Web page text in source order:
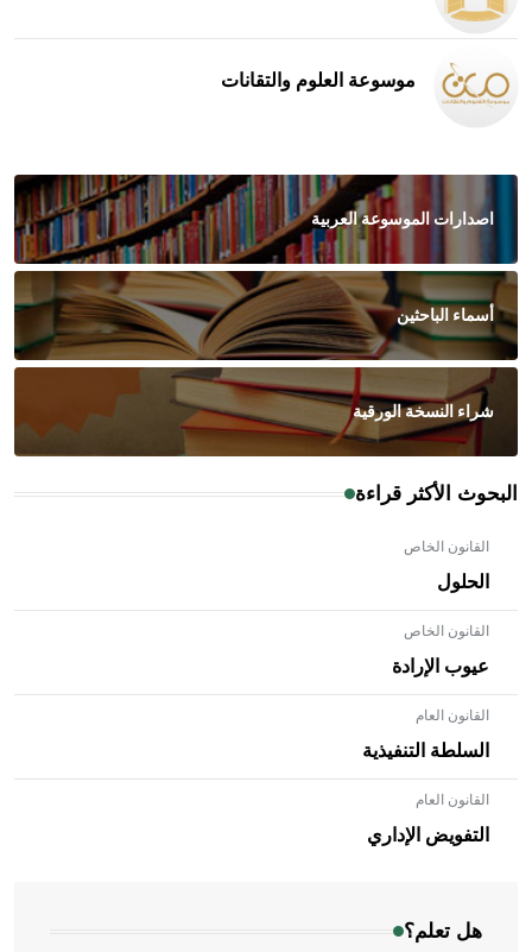
موسوعة العلوم والتقانات
اصدارات الموسوعة العربية
أسماء الباحثين
شراء النسخة الورقية
البحوث الأكثر قراءة
القانون الخاص
الحلول
القانون الخاص
عيوب الإرادة
القانون العام
السلطة التنفيذية
القانون العام
التفويض الإداري
هل تعلم؟
- هل تعلم أن الأبلق نوع من الفنون الهندسية التي ارتبطت
بالعمارة الإسلامية في بلاد الشام ومصر خاصة، حيث يحرص
المعمار على بناء مداميكه وخاصة في الواجهات